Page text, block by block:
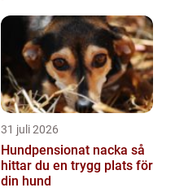
31 juli 2026
Hundpensionat nacka så
hittar du en trygg plats för
din hund